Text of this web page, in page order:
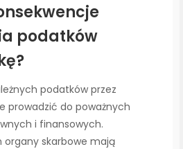
podatków
podatków przez
prowadzić do poważnych
i finansowych.
organy skarbowe mają